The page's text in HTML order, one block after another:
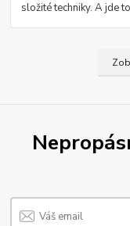
složité techniky. A jde